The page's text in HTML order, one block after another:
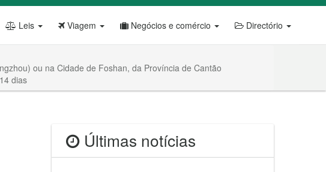
Leis Viagem Negócios e comércio Directório
ou na Cidade de Foshan, da Província de Cantão
dias
Últimas notícias